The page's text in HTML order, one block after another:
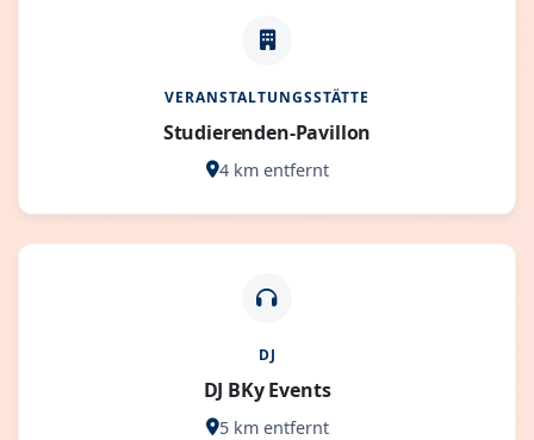
VERANSTALTUNGSSTÄTTE
Studierenden-Pavillon
4 km entfernt
DJ
DJ BKy Events
5 km entfernt